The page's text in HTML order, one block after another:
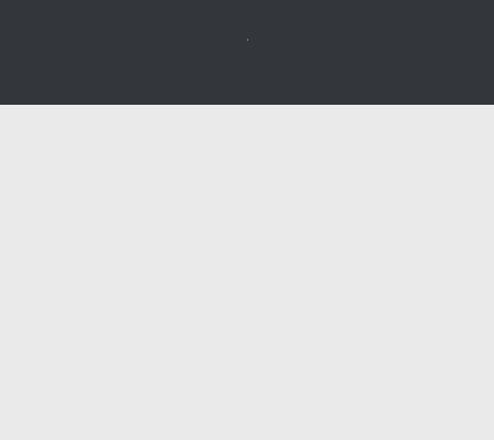
.